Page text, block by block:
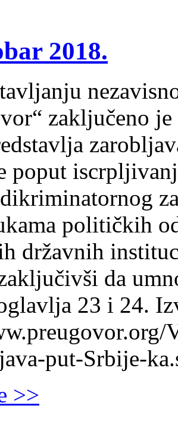
2018.
zaključeno
poput
političkih
državnih
da
23 i 24.
put-Srbije-
>>